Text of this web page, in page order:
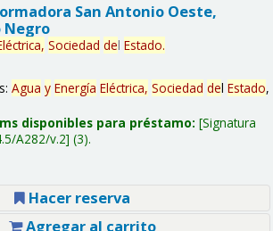
San Antonio Oeste,
Negro
Sociedad del Estado.
Agua y Energía Eléctrica, Sociedad del Estado,
disponibles para préstamo: Signatura
A282/v.2 (3).
Hacer reserva
Agregar al carrito